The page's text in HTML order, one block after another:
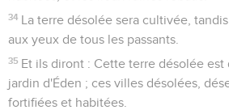
34 La terre désolée sera cultivée,
aux yeux de tous les passants.
35 Et ils diront : Cette terre désolée
jardin d'Éden ; ces villes désolées,
fortifiées et habitées.